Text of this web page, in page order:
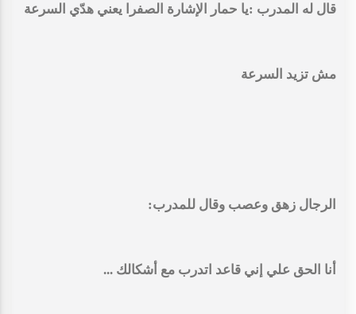
قال له المدرب :يا حمار الإشارة الصفرا يعني هدّي السرعة
مش تزيد السرعة
الرجال زهق وعصب وقال للمدرب:
أنا الحق علي إني قاعد اتدرب مع أشكالك ...